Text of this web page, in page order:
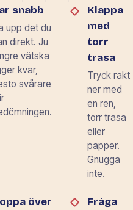
snabb
upp det du
direkt. Ju
vätska
kvar,
svårare
Klappa
med
torr
trasa
Tryck rakt
ner med
en ren,
torr trasa
eller
papper.
Gnugga
inte.
över
Fråga